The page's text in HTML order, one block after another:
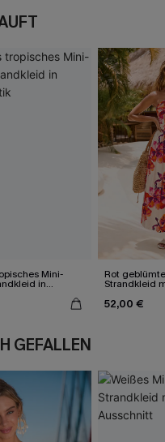
Mini-
in
Rot
Strandkleid
52,00 €
GEFALLEN